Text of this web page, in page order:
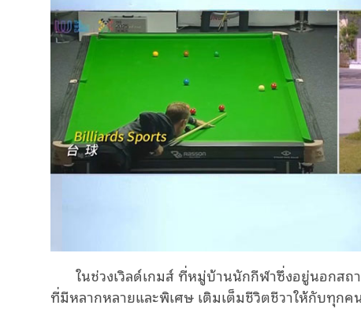
ในช่วงเวิลด์เกมส์ ที่หมู่บ้านนักกีฬาซึ่งอยู่นอกส
ที่มีหลากหลายและพิเศษ เติมเต็มชีวิตชีวาให้กับทุกค